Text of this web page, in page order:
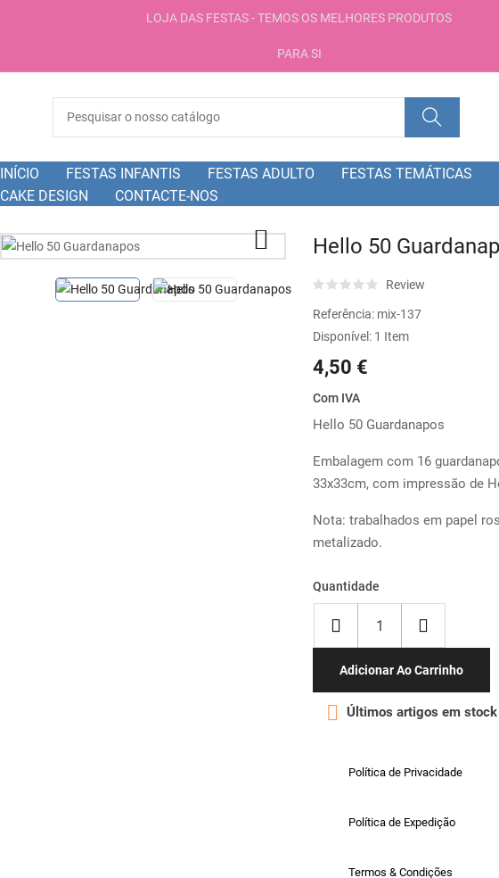
LOJA DAS FESTAS - TEMOS OS MELHORES PRODUTOS
PARA SI
INÍCIO FESTAS INFANTIS FESTAS ADULTO FESTAS TEMÁTICAS
CAKE DESIGN
CONTACTE-NOS
 Hello 50
Review
Referência: mix-137
Disponível: 1 Item
4,50 €
Com IVA
Hello 50 Guardanapos
Embalagem com 16
33x33cm, com impressão de
Nota: trabalhados em papel
metalizado.
Quantidade
Adicionar Ao Carrinho
 Últimos artigos em stock
Política de Privacidade
Política de Expedição
Termos & Condições